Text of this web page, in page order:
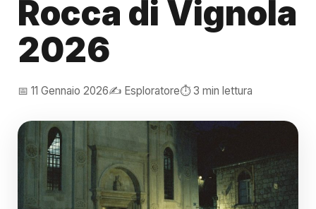
Rocca di Vignola
2026
📅 11 Gennaio 2026✍️ Esploratore⏱️ 3 min lettura